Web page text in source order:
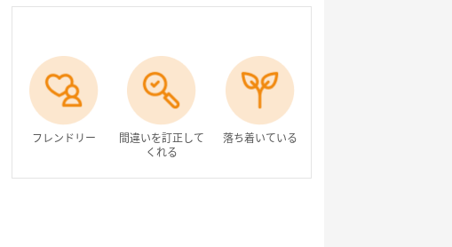
フレンドリー
間違いを訂正して
くれる
落ち着いている